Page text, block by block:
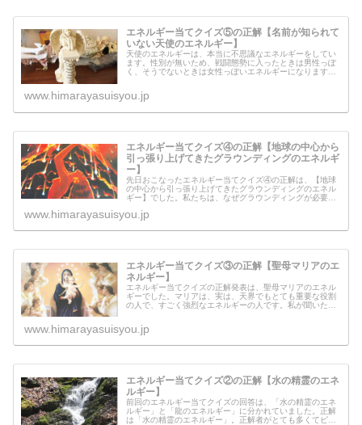
エネルギー当てクイズ⑤の正解【名前が知られて
いない天使のエネルギー】
天使のエネルギーは、本当に不思議なエネルギーをしてい
ます。性別が無いため、戦闘態勢に入ったときは男性っぽ
く、そうでないときは女性っぽいエネルギーになります。
ていない天使のエネルギーが流れて...
www.himarayasuisyou.jp
エネルギー当てクイズ④の正解【地球の中心から
引っ張り上げてきたグラウンディングのエネルギ
ー】
先日おこなったエネルギー当てクイズ④の正解は、【地球
の中心から引っ張り上げてきたグラウンディングのエネル
ギー】でした。私たちは、なぜグラウンディングが必要だ
健康だったりするのでしょうか？そ...
www.himarayasuisyou.jp
エネルギー当てクイズ③の正解【聖母マリアのエ
ネルギー】
エネルギー当てクイズの正解発表は、聖母マリアのエネル
ギーでした。マリアは、実は、天界でもとても重要な役割
の人で、すごく強烈なエネルギーの人です。私が聞いた話
www.himarayasuisyou.jp
エネルギー当てクイズ②の正解【水の精霊のエネ
ルギー】
前回のエネルギー当てクイズの回答は、「水の精霊のエネ
ルギー」と「龍のエネルギー」に分かれていました。正解
は「水の精霊のエネルギー」。正解者がとても多くてビッ